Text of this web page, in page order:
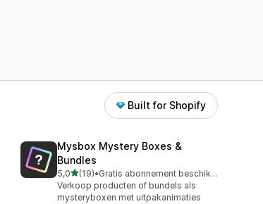
Built for Shopify
Mysbox Mystery Boxes &
Bundles
5,0van 5 sterren
(19)
19 recensies in totaal
•
Gratis abonnement beschikbaar
Verkoop producten of bundels als
mysteryboxen met uitpakanimaties